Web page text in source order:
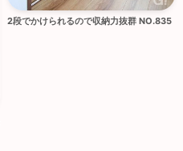
2段でかけられるので収納力抜群 NO.835